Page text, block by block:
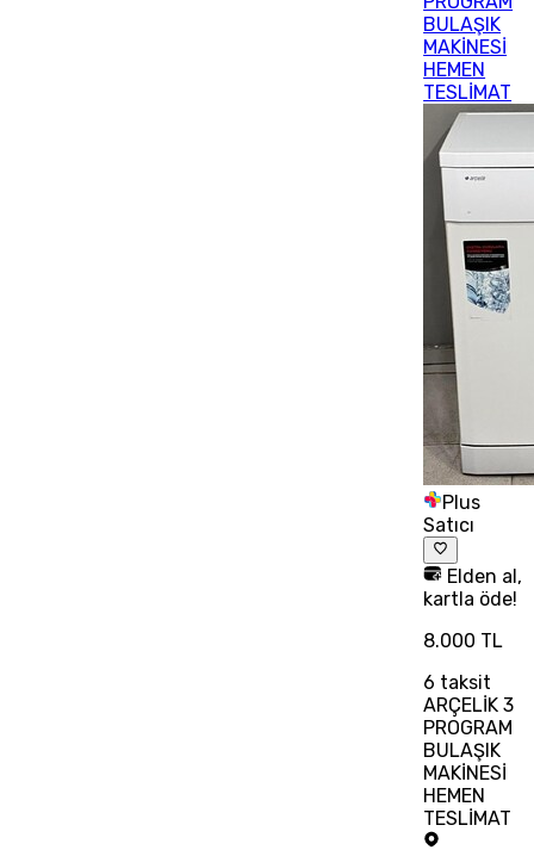
BULAŞIK
MAKİNESİ
HEMEN
TESLİMAT
Plus
Satıcı
Elden al,
kartla öde!
8.000 TL
6 taksit
ARÇELİK 3
PROGRAM
BULAŞIK
MAKİNESİ
HEMEN
TESLİMAT